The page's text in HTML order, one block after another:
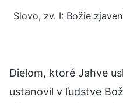
Slovo, zv. I: Božie
Dielom, ktoré Jahve
ustanovil v ľudstve